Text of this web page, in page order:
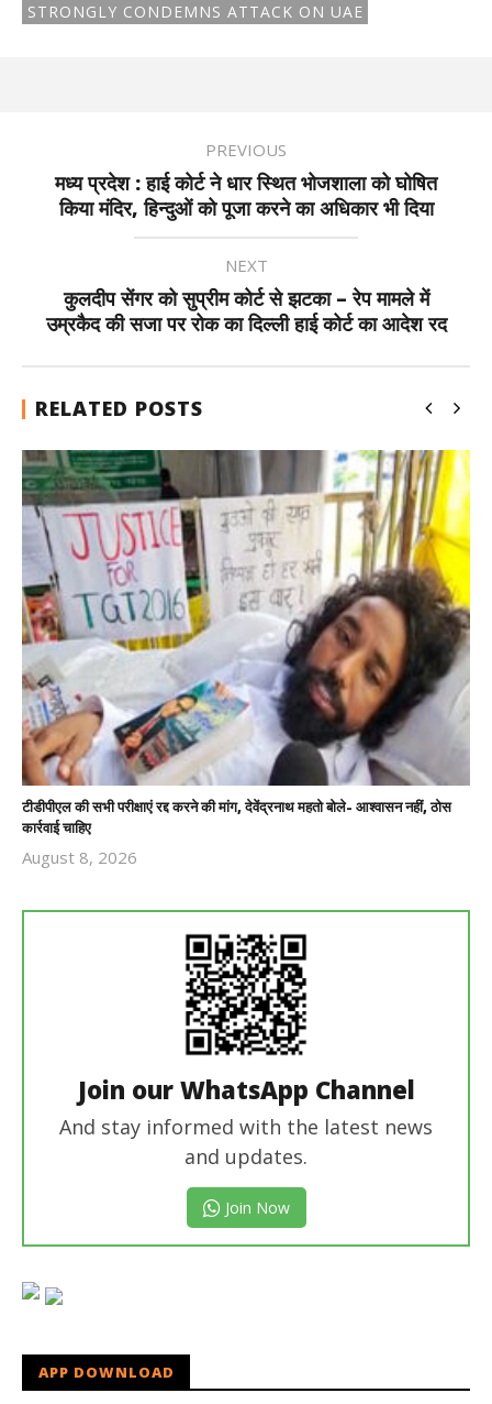
STRONGLY CONDEMNS ATTACK ON UAE
PREVIOUS
मध्य प्रदेश : हाई कोर्ट ने धार स्थित भोजशाला को घोषित
किया मंदिर, हिन्दुओं को पूजा करने का अधिकार भी दिया
NEXT
कुलदीप सेंगर को सुप्रीम कोर्ट से झटका – रेप मामले में
उम्रकैद की सजा पर रोक का दिल्ली हाई कोर्ट का आदेश रद
RELATED POSTS
टीडीपीएल की सभी परीक्षाएं रद्द करने की मांग, देवेंद्रनाथ महतो बोले- आश्वासन नहीं, ठोस
कार्रवाई चाहिए
August 8, 2026
Join our WhatsApp Channel
And stay informed with the latest news
and updates.
Join Now
APP DOWNLOAD